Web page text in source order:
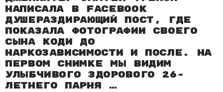
написала в Facebook
душераздирающий пост, где
показала фотографии своего
сына Коди до
наркозависимости и после. На
первом снимке мы видим
улыбчивого здорового 26-
летнего парня …